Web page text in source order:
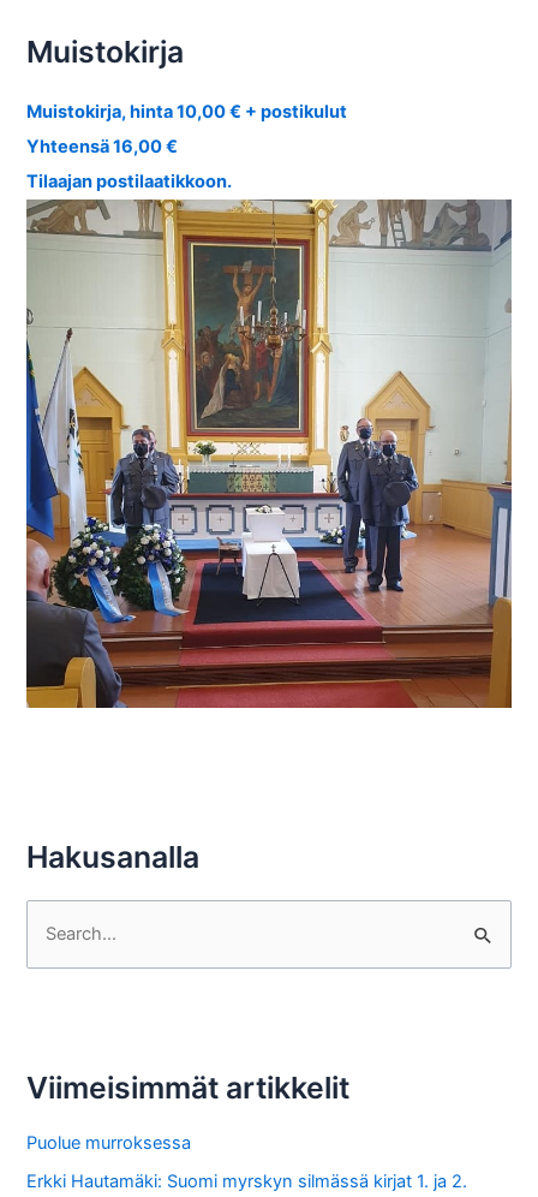
Muistokirja
Muistokirja, hinta 10,00 € + postikulut
Yhteensä 16,00 €
Tilaajan postilaatikkoon.
Hakusanalla
h
Viimeisimmät artikkelit
Puolue murroksessa
Erkki Hautamäki: Suomi myrskyn silmässä kirjat 1. ja 2.